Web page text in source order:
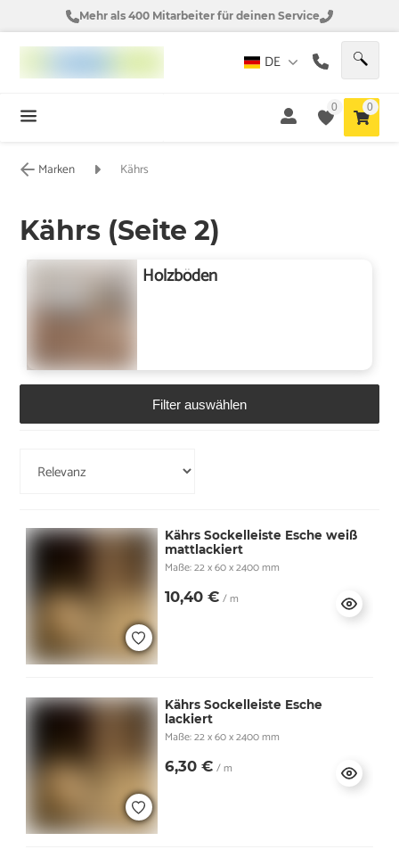
Mehr als 400 Mitarbeiter für deinen Service
DE
0 0
Marken Kährs
Kährs (Seite 2)
Holzböden
Filter auswählen
Kährs Sockelleiste Esche weiß
mattlackiert
Maße: 22 x 60 x 2400 mm
10,40 € / m
Kährs Sockelleiste Esche
lackiert
Maße: 22 x 60 x 2400 mm
6,30 € / m